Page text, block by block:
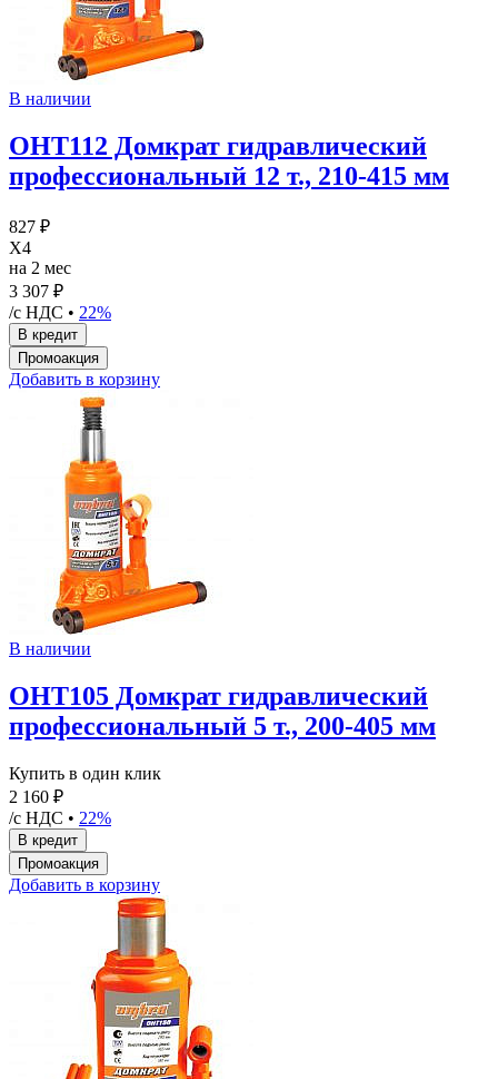
В наличии
OHT112 Домкрат гидравлический
профессиональный 12 т., 210-415 мм
827 ₽
X4
на 2 мес
3 307 ₽
/с НДС • 22%
Добавить в корзину
В наличии
OHT105 Домкрат гидравлический
профессиональный 5 т., 200-405 мм
Купить в один клик
2 160 ₽
/с НДС • 22%
Добавить в корзину